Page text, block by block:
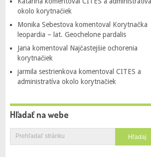
okolo korytnačiek
Monika Sebestova komentoval Korytnačka
leopardia – lat. Geochelone pardalis
Jana komentoval Najčastejšie ochorenia
korytnačiek
jarmila sestrienkova komentoval CITES a
administratíva okolo korytnačiek
Hľadať na webe